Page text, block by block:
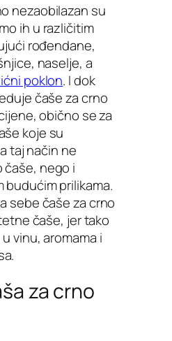
nezaobilazan su
ih u različitim
rođendane,
naselje, a
poklon. I dok
čaše za crno
obično se za
koje su
taj način ne
čaše, nego i
budućim prilikama.
sebe čaše za crno
čaše, jer tako
vinu, aromama i
za crno